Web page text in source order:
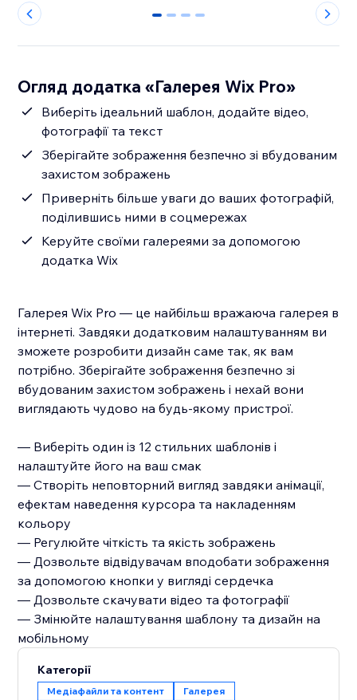
0 1 2 3
Огляд додатка «Галерея Wix Pro»
Виберіть ідеальний шаблон, додайте відео,
фотографії та текст
Зберігайте зображення безпечно зі вбудованим
захистом зображень
Приверніть більше уваги до ваших фотографій,
поділившись ними в соцмережах
Керуйте своїми галереями за допомогою
додатка Wix
Галерея Wix Pro — це найбільш вражаюча галерея в
інтернеті. Завдяки додатковим налаштуванням ви
зможете розробити дизайн саме так, як вам
потрібно. Зберігайте зображення безпечно зі
вбудованим захистом зображень і нехай вони
виглядають чудово на будь-якому пристрої.
— Виберіть один із 12 стильних шаблонів і
налаштуйте його на ваш смак
— Створіть неповторний вигляд завдяки анімації,
ефектам наведення курсора та накладенням
кольору
— Регулюйте чіткість та якість зображень
— Дозвольте відвідувачам вподобати зображення
за допомогою кнопки у вигляді сердечка
— Дозвольте скачувати відео та фотографії
— Змінюйте налаштування шаблону та дизайн на
Категорії
Медіафайли та контент Галерея